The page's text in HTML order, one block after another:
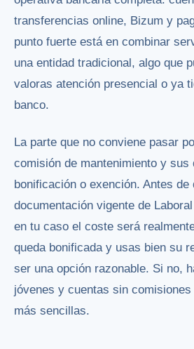
transferencias online, Bizum y
punto fuerte está en combinar
una entidad tradicional, algo que
valoras atención presencial o ya
banco.
La parte que no conviene pasar
comisión de mantenimiento y sus
bonificación o exención. Antes
documentación vigente de
en tu caso el coste será
queda bonificada y usas bien su
ser una opción razonable. Si no,
jóvenes y cuentas sin
más sencillas.